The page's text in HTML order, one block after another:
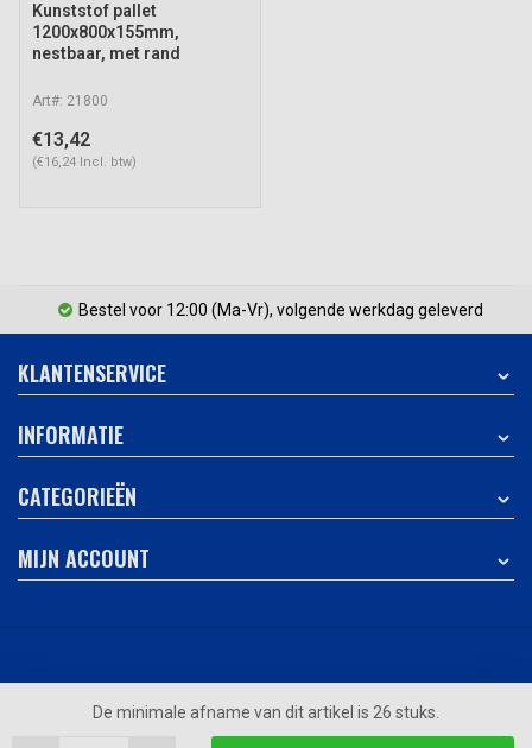
De minimale afname van dit artikel is 26 stuks.
Kunststof pallet
1200x800x155mm,
nestbaar, met rand
Art#: 21800
€13,42
(€16,24 Incl. btw)
Bestel voor 12:00 (Ma-Vr), volgende werkdag geleverd
KLANTENSERVICE
INFORMATIE
CATEGORIEËN
MIJN ACCOUNT